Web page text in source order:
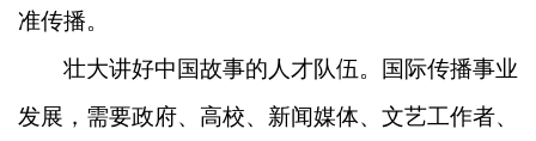
准传播。
壮大讲好中国故事的人才队伍。国际传播事业
发展，需要政府、高校、新闻媒体、文艺工作者、